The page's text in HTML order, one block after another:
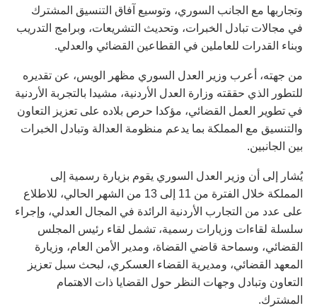
وتجاربها مع الجانب السوري، وتوسيع آفاق التنسيق المشترك
في مجالات تبادل الخبرات، وتحديث التشريعات، وبرامج التدريب
وبناء القدرات للعاملين في القطاعين القضائي والعدلي.
من جهته، أعرب وزير العدل السوري مظهر الويس، عن تقديره
للتطور الذي حققته وزارة العدل الأردنية، مشيدا بالتجربة الأردنية
في تطوير العمل القضائي، مؤكدا حرص بلاده على تعزيز التعاون
والتنسيق مع المملكة بما يدعم منظومة العدالة وتبادل الخبرات
بين الجانبين.
يُشار إلى أن وزير العدل السوري يقوم بزيارة رسمية إلى
المملكة خلال الفترة من 11 إلى 13 من الشهر الحالي، للاطلاع
على عدد من التجارب الأردنية الرائدة في المجال العدلي، وإجراء
سلسلة لقاءات وزيارات رسمية، تشمل لقاء رئيس المجلس
القضائي، وسماحة قاضي القضاة، ومدير الأمن العام، وزيارة
المعهد القضائي، ومديرية القضاء العسكري، لبحث سبل تعزيز
التعاون وتبادل وجهات النظر حول القضايا ذات الاهتمام
المشترك.